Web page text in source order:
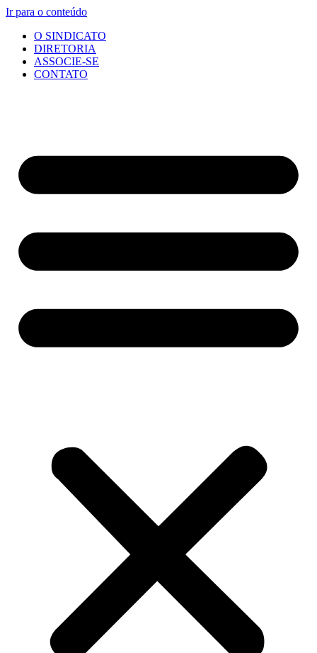
Ir para o conteúdo
O SINDICATO
DIRETORIA
ASSOCIE-SE
CONTATO